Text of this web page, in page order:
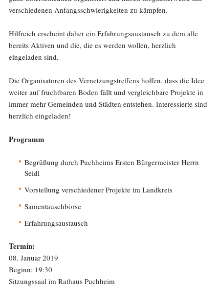
verschiedenen Anfangsschwierigkeiten zu kämpfen.
Hilfreich erscheint daher ein Erfahrungsaustausch zu dem alle
bereits Aktiven und die, die es werden wollen, herzlich
eingeladen sind.
Die Organisatoren des Vernetzungstreffens hoffen, dass die Idee
weiter auf fruchtbaren Boden fällt und vergleichbare Projekte in
immer mehr Gemeinden und Städten entstehen. Interessierte sind
herzlich eingeladen!
Programm
Begrüßung durch Puchheims Ersten Bürgermeister Herrn
Seidl
Vorstellung verschiedener Projekte im Landkreis
Samentauschbörse
Erfahrungsaustausch
Termin:
08. Januar 2019
Beginn: 19:30
Sitzungssaal im Rathaus Puchheim